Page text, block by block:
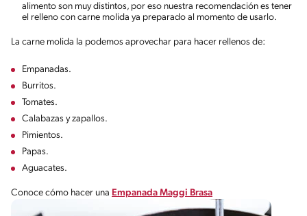
alimento son muy distintos, por eso nuestra recomendación es tener
el relleno con carne molida ya preparado al momento de usarlo.
La carne molida la podemos aprovechar para hacer rellenos de:
Empanadas.
Burritos.
Tomates.
Calabazas y zapallos.
Pimientos.
Papas.
Aguacates.
Conoce cómo hacer una Empanada Maggi Brasa